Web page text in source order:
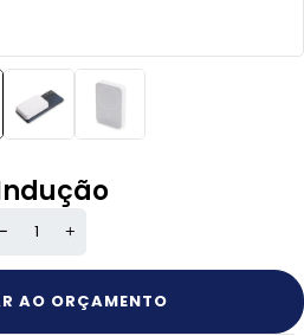
AO ORÇAMENTO